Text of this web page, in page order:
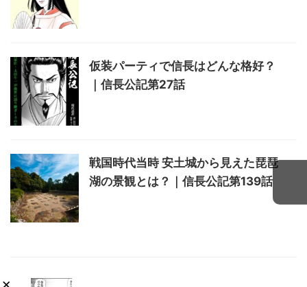
仮装パーティで信長はどんな格好？
｜信長公記第27話
戦国時代当時 安土城から見えた琵琶
湖の景観とは？｜信長公記第139話